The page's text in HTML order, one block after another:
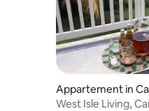
Appartement in
West Isle Living,